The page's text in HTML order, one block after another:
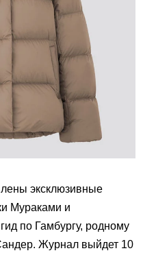
эксклюзивные
Мураками и
по Гамбургу, родному
Журнал выйдет 10